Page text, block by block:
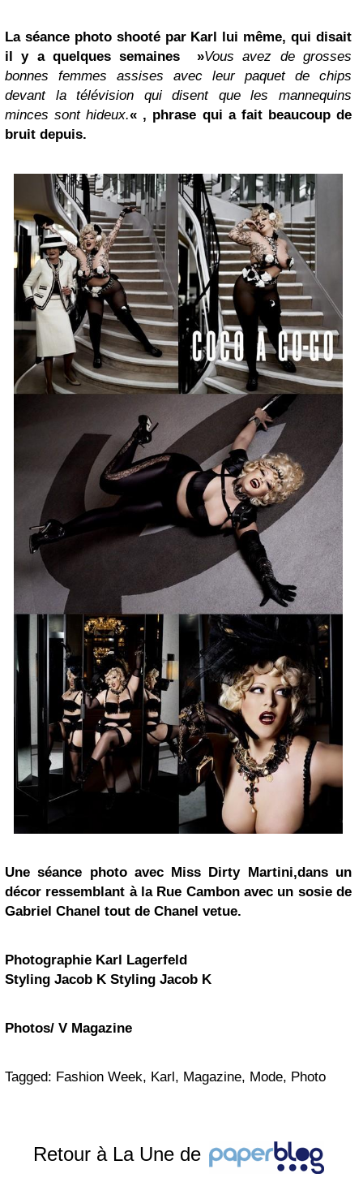
La séance photo shooté par Karl lui même, qui disait
il y a quelques semaines »Vous avez de grosses
bonnes femmes assises avec leur paquet de chips
devant la télévision qui disent que les mannequins
minces sont hideux.« , phrase qui a fait beaucoup de
bruit depuis.
Une séance photo avec Miss Dirty Martini,dans un
décor ressemblant à la Rue Cambon avec un sosie de
Gabriel Chanel tout de Chanel vetue.
Photographie Karl Lagerfeld
Styling Jacob K Styling Jacob K
Photos/ V Magazine
Tagged: Fashion Week, Karl, Magazine, Mode, Photo
Retour à La Une de